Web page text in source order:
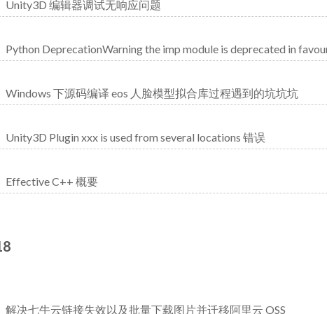
Unity3D 编辑器调试无响应问题
Python DeprecationWarning the imp module is deprecated in
Windows 下源码编译 eos 人脸模型拟合库过程遇到的坑坑坑
Unity3D Plugin xxx is used from several locations 错误
Effective C++ 概要
解决七牛云链接失效以及批量下载图片并迁移阿里云 OSS